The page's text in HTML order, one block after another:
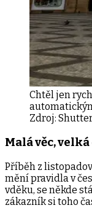
Chtěl jen
Zdroj:
Malá věc,
Příběh z
mění pravidla v
vděku, se někde
zákazník si toho